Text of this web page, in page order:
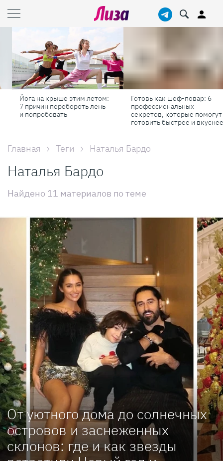
Йога на крыше этим летом:
7 причин перебороть лень
и попробовать
Готовь как шеф-повар: 6
профессиональных
секретов, которые помогут
готовить быстрее и вкуснее
Главная Теги Наталья Бардо
Наталья Бардо
Найдено 11 материалов по теме
От уютного дома до солнечных
островов и заснеженных
склонов: где и как звезды